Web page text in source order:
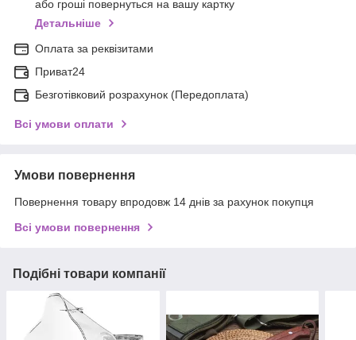
або гроші повернуться на вашу картку
Детальніше
Оплата за реквізитами
Приват24
Безготівковий розрахунок (Передоплата)
Всі умови оплати
Умови повернення
Повернення товару впродовж 14 днів за рахунок покупця
Всі умови повернення
Подібні товари компанії